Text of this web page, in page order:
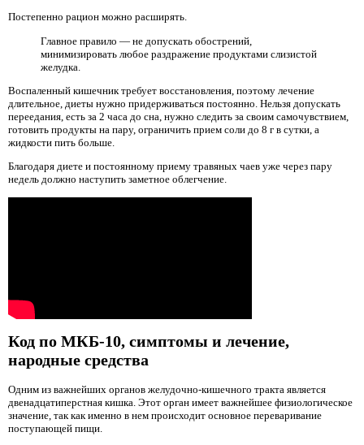
Постепенно рацион можно расширять.
Главное правило — не допускать обострений,
минимизировать любое раздражение продуктами слизистой
желудка.
Воспаленный кишечник требует восстановления, поэтому лечение
длительное, диеты нужно придерживаться постоянно. Нельзя допускать
переедания, есть за 2 часа до сна, нужно следить за своим самочувствием,
готовить продукты на пару, ограничить прием соли до 8 г в сутки, а
жидкости пить больше.
Благодаря диете и постоянному приему травяных чаев уже через пару
недель должно наступить заметное облегчение.
Код по МКБ-10, симптомы и лечение,
народные средства
Одним из важнейших органов желудочно-кишечного тракта является
двенадцатиперстная кишка. Этот орган имеет важнейшее физиологическое
значение, так как именно в нем происходит основное переваривание
поступающей пищи.